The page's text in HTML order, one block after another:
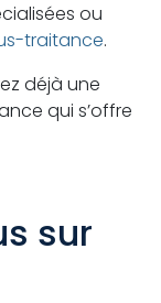
ou
traitance.
déjà une
qui s’offre
sur